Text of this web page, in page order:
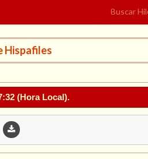
Hispafiles
(Hora Local).